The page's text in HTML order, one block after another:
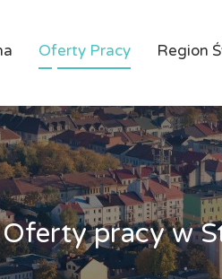
Oferty Pracy Region
Oferty pracy w